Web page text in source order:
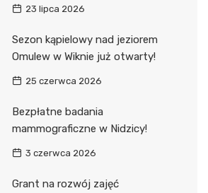
23 lipca 2026
Sezon kąpielowy nad jeziorem
Omulew w Wiknie już otwarty!
25 czerwca 2026
Bezpłatne badania
mammograficzne w Nidzicy!
3 czerwca 2026
Grant na rozwój zajęć